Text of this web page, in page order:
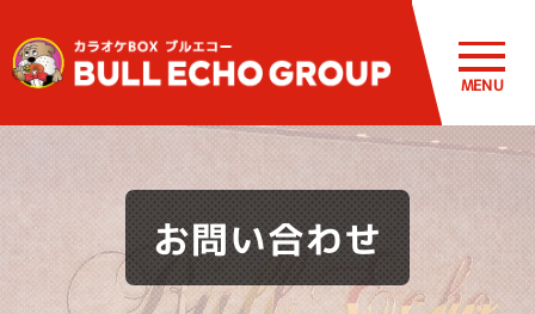
鹿児島・熊
本のカラオ
MENU
お問い合わせ